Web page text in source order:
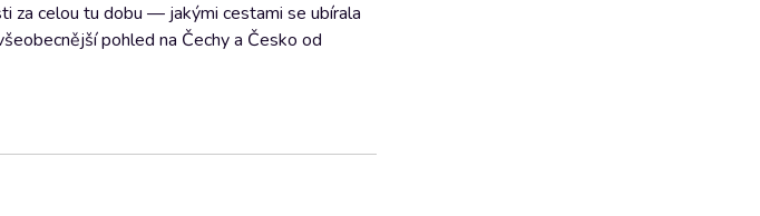
za celou tu dobu — jakými cestami se ubírala
pohled na Čechy a Česko od